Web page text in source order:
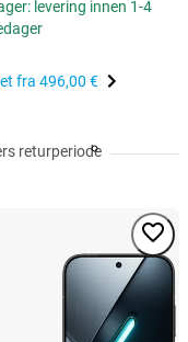
levering innen 1-4
fra 496,00 €
returperiode